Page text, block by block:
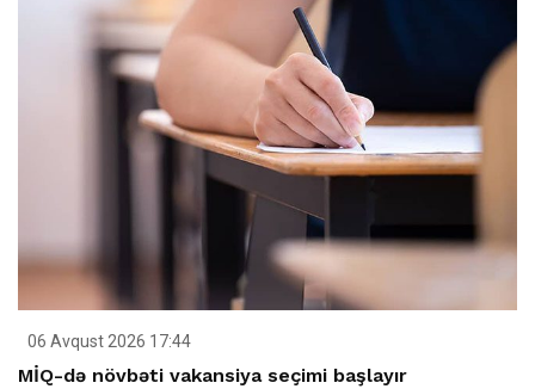
06 Avqust 2026 17:44
MİQ-də növbəti vakansiya seçimi başlayır